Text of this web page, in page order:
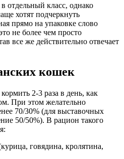
отдельный класс, однако
хотят подчеркнуть
прямо на упаковке слово
не более чем просто
все же действительно отвечает
кошек
2-3 раза в день, как
При этом желательно
70/30% (для выставочных
50/50%). В рацион такого
говядина, кролятина,